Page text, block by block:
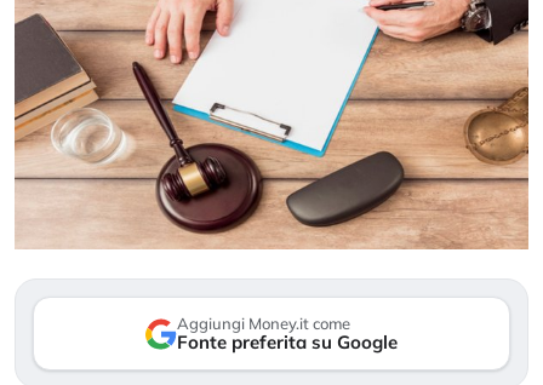
Aggiungi Money.it come
Fonte preferita su Google